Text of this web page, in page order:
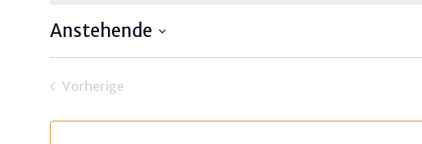
Anstehende
Vorherige